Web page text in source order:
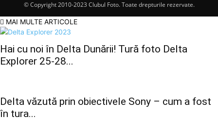
© Copyright 2010-2023 Clubul Foto. Toate drepturile rezervate.
MAI MULTE ARTICOLE
Hai cu noi în Delta Dunării! Tură foto Delta
Explorer 25-28...
Delta văzută prin obiectivele Sony – cum a fost
în tura...